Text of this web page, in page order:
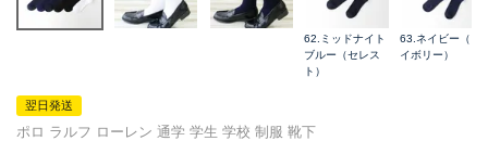
62.ミッドナイト
ブルー（セレス
ト）
63.ネイビー（ア
イボリー）
翌日発送
ポロ ラルフ ローレン 通学 学生 学校 制服 靴下